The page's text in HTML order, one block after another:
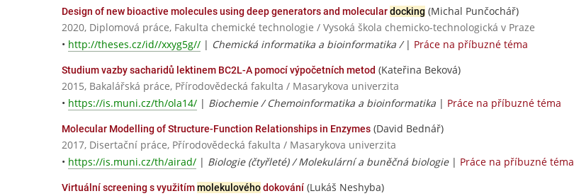
Design of new bioactive molecules using deep generators and moleculardocking (Michal Punčochář)
2020, Diplomová práce, Fakulta chemické technologie / Vysoká škola chemicko-technologická v Praze
• http://theses.cz/id//xxyg5g// | Chemická informatika a bioinformatika / | Práce na příbuzné téma
Studium vazby sacharidů lektinem BC2L-A pomocí výpočetních metod (Kateřina Beková)
2015, Bakalářská práce, Přírodovědecká fakulta / Masarykova univerzita
• https://is.muni.cz/th/ola14/ | Biochemie / Chemoinformatika a bioinformatika | Práce na příbuzné téma
Molecular Modelling of Structure-Function Relationships in Enzymes (David Bednář)
2017, Disertační práce, Přírodovědecká fakulta / Masarykova univerzita
• https://is.muni.cz/th/airad/ | Biologie (čtyřleté) / Molekulární a buněčná biologie| Práce na příbuzné téma
Virtuální screening s využitímmolekulovéhodokování (Lukáš Neshyba)